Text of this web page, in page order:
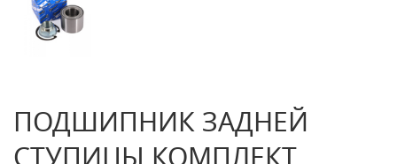
ПОДШИПНИК ЗАДНЕЙ
СТУПИЦЫ КОМПЛЕКТ